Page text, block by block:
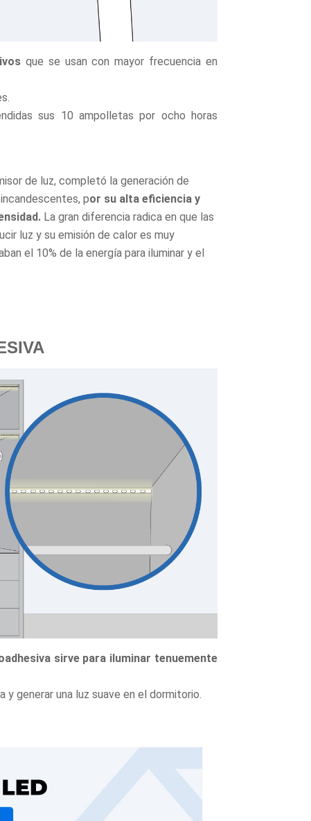
que se usan con mayor frecuencia en
sus 10 ampolletas por ocho horas
de luz, completó la generación de
por su alta eficiencia y
La gran diferencia radica en que las
luz y su emisión de calor es muy
el 10% de la energía para iluminar y el
sirve para iluminar tenuemente
y generar una luz suave en el dormitorio.